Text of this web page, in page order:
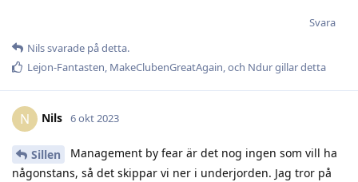
Svara
Nilssvarade på detta.
Lejon-Fantasten, MakeClubenGreatAgain, och Ndurgillar detta
N Nils 6 okt 2023
Sillen
Management by fear är det nog ingen som vill ha
någonstans, så det skippar vi ner i underjorden. Jag tror på